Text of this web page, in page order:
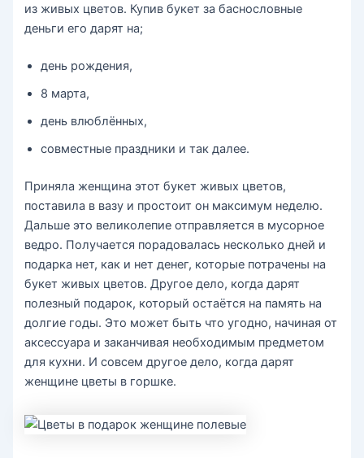
из живых цветов. Купив букет за баснословные
деньги его дарят на;
день рождения,
8 марта,
день влюблённых,
совместные праздники и так далее.
Приняла женщина этот букет живых цветов,
поставила в вазу и простоит он максимум неделю.
Дальше это великолепие отправляется в мусорное
ведро. Получается порадовалась несколько дней и
подарка нет, как и нет денег, которые потрачены на
букет живых цветов. Другое дело, когда дарят
полезный подарок, который остаётся на память на
долгие годы. Это может быть что угодно, начиная от
аксессуара и заканчивая необходимым предметом
для кухни. И совсем другое дело, когда дарят
женщине цветы в горшке.